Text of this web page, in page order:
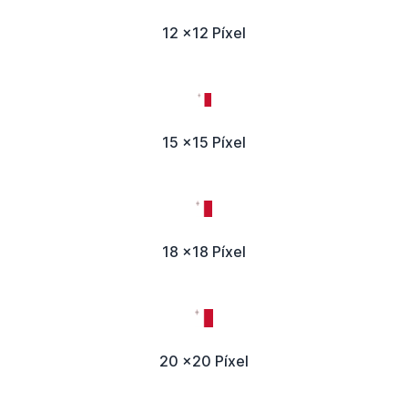
12 x12 Píxel
15 x15 Píxel
18 x18 Píxel
20 x20 Píxel